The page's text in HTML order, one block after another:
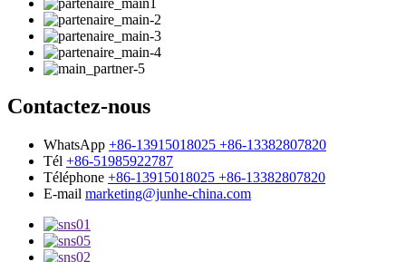
Contactez-nous
WhatsApp +86-13915018025 +86-13382807820
Tél +86-51985922787
Téléphone +86-13915018025 +86-13382807820
E-mail marketing@junhe-china.com